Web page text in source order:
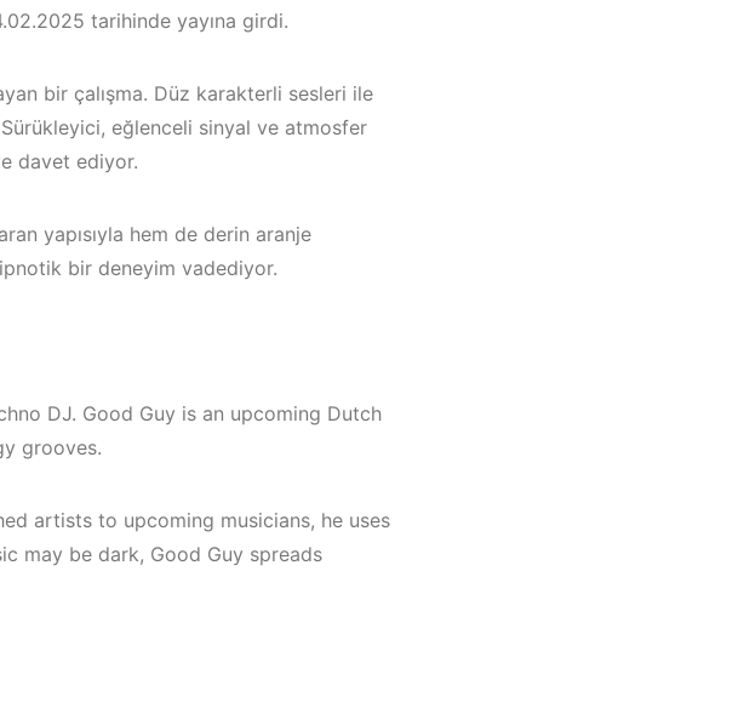
Çeşme / Alaçatı
Elektronik Müzik
Mekanları 2023 –
HEMEN İNCELE
tarihinde yayına girdi.
bir çalışma. Düz karakterli sesleri ile
eğlenceli sinyal ve atmosfer
davet ediyor.
yapısıyla hem de derin aranje
bir deneyim vadediyor.
DJ. Good Guy is an upcoming Dutch
grooves.
artists to upcoming musicians, he uses
may be dark, Good Guy spreads